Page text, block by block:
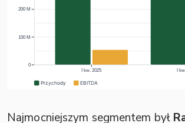
Najmocniejszym segmentem był